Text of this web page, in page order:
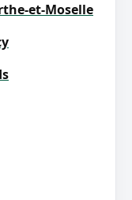
et-Moselle